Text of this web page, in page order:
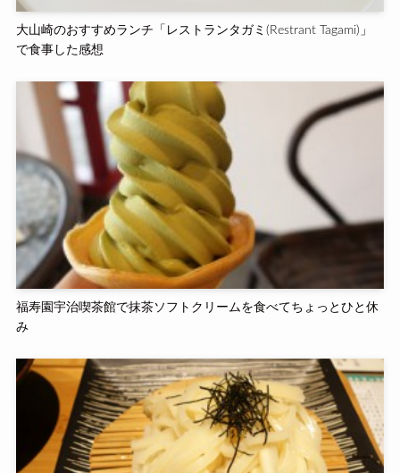
大山崎のおすすめランチ「レストランタガミ(Restrant Tagami)」
で食事した感想
福寿園宇治喫茶館で抹茶ソフトクリームを食べてちょっとひと休
み